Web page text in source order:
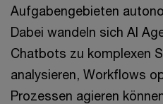
Aufgabengebieten
Dabei wandeln sich AI
Chatbots zu komplexen
analysieren, Workflows
Prozessen agieren